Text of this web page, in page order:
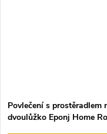
Povlečení s prostěradlem
dvoulůžko Eponj Home